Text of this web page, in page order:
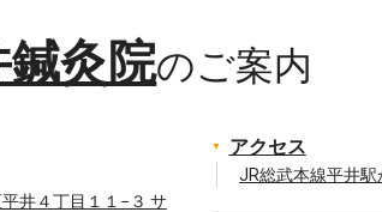
灸院
井４丁目１１−３ サ
アクセス
JR総武本線平井